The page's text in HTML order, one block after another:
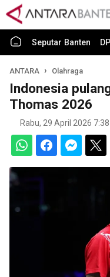
Seputar Banten
ANTARA Olahraga
Indonesia
Thomas 2026
Rabu, 29 April 2026 7:38